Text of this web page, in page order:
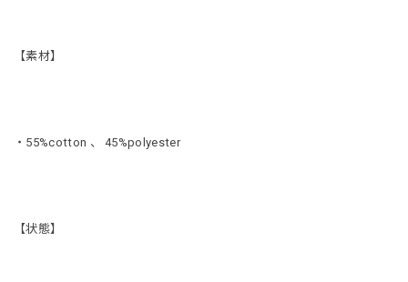
【素材】
・55%cotton 、 45%polyester
【状態】